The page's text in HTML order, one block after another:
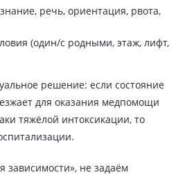
речь, ориентация, рвота,
(один/с родными, этаж, лифт,
решение: если состояние
для оказания медпомощи
тяжёлой интоксикации, то
не задаём